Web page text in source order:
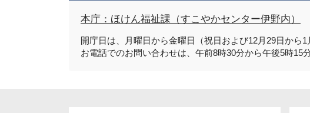
本庁：ほけん福祉課（すこやかセンター伊野内）
開庁日は、月曜日から金曜日（祝日および12月29日から1
お電話でのお問い合わせは、午前8時30分から午後5時15